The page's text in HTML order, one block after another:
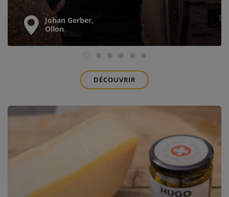
Johan Gerber,
Ollon
DÉCOUVRIR